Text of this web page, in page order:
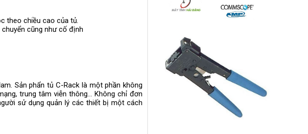
theo chiều cao của tủ.
cũng như cố định
Sản phẩn tủ C-Rack là một phần không
trung tâm viễn thông… Không chỉ đơn
sử dụng quản lý các thiết bị một cách